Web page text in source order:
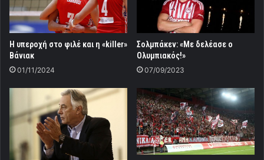
Η υπεροχή στο φιλέ και η «killer»
Βάνιακ
01/11/2024
Σολμπάκεν: «Με δελέασε ο
Ολυμπιακός!»
07/09/2023